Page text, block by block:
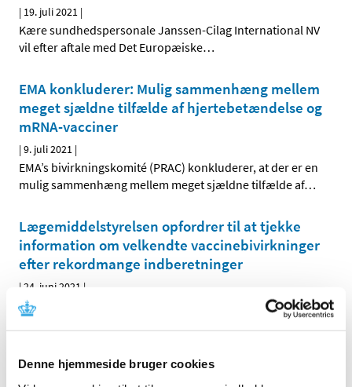
Denne hjemmeside bruger cookies
| 19. juli 2021 |
Kære sundhedspersonale Janssen-Cilag International NV
vil efter aftale med Det Europæiske…
EMA konkluderer: Mulig sammenhæng mellem
meget sjældne tilfælde af hjertebetændelse og
mRNA-vacciner
|9. juli 2021 |
EMA’s bivirkningskomité (PRAC) konkluderer, at der er en
mulig sammenhæng mellem meget sjældne tilfælde af…
Lægemiddelstyrelsen opfordrer til at tjekke
information om velkendte vaccinebivirkninger
efter rekordmange indberetninger
|24. juni 2021 |
Du behøver hverken at kontakte lægen eller indberette
det, hvis du får forbigående influenza-symptomer eller…
DHPC: INOmax (nitrogenoxid)